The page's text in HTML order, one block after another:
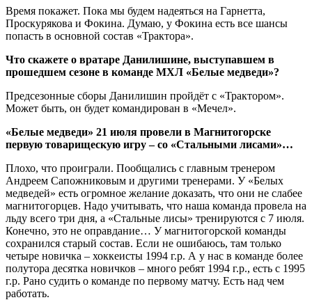
Время покажет. Пока мы будем надеяться на Гарнетта,
Проскурякова и Фокина. Думаю, у Фокина есть все шансы
попасть в основной состав «Трактора».
Что скажете о вратаре Данилишине, выступавшем в
прошедшем сезоне в команде МХЛ «Белые медведи»?
Предсезонные сборы Данилишин пройдёт с «Трактором».
Может быть, он будет командирован в «Мечел».
«Белые медведи» 21 июля провели в Магнитогорске
первую товарищескую игру – со «Стальными лисами»…
Плохо, что проиграли. Пообщались с главным тренером
Андреем Сапожниковым и другими тренерами. У «Белых
медведей» есть огромное желание доказать, что они не слабее
магнитогорцев. Надо учитывать, что наша команда провела на
льду всего три дня, а «Стальные лисы» тренируются с 7 июля.
Конечно, это не оправдание… У магнитогорской команды
сохранился старый состав. Если не ошибаюсь, там только
четыре новичка – хоккеисты 1994 г.р. А у нас в команде более
полутора десятка новичков – много ребят 1994 г.р., есть с 1995
г.р. Рано судить о команде по первому матчу. Есть над чем
работать.